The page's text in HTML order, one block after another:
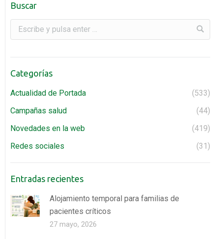
Buscar
Categorías
Actualidad de Portada
(533)
Campañas salud
(44)
Novedades en la web
(419)
Redes sociales
(31)
Entradas recientes
Alojamiento temporal para familias de
pacientes críticos
27 mayo, 2026